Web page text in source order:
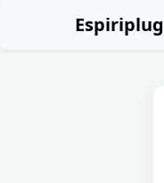
Espiriplug